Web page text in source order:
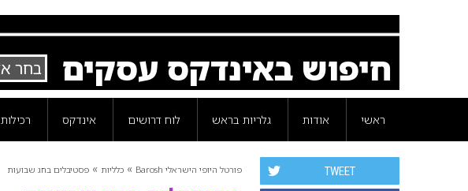
חיפוש באינדקס עסקים
ראשי אודות גלריות בראש לוח דרושים אינדקס רכילות
פורטל היופי הישראלי Barosh » כלליות » פסטיבלים בחג שבועות TWEET